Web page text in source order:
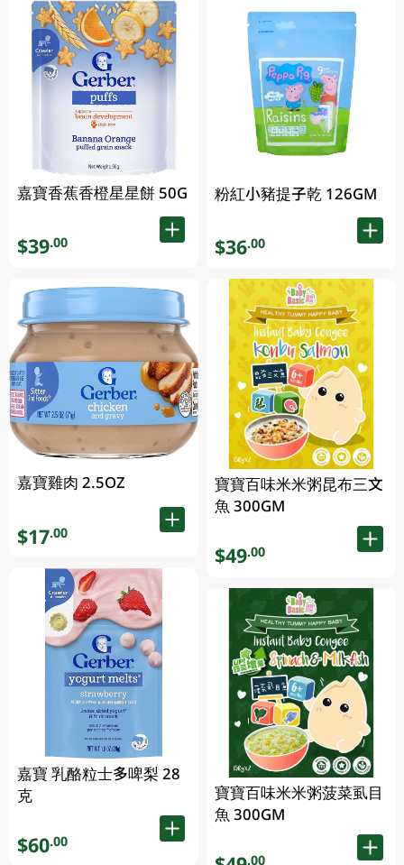
嘉寶香蕉香橙星星餅 50G
$39.00
嘉寶雞肉 2.5OZ
$17.00
嘉寶 乳酪粒士多啤梨 28
克
$60.00
粉紅小豬提子乾 126GM
$36.00
寶寶百味米米粥昆布三文
魚 300GM
$49.00
寶寶百味米米粥菠菜虱目
魚 300GM
.00